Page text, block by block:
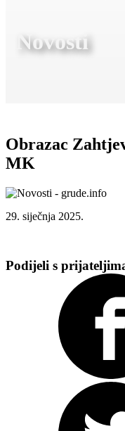
Novosti
Obrazac
MK
29. siječnja 2025.
Podijeli s